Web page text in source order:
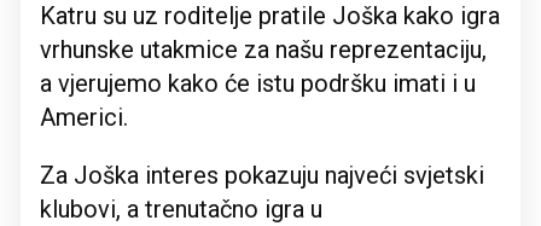
Katru su uz roditelje pratile Joška kako igra
vrhunske utakmice za našu reprezentaciju,
a vjerujemo kako će istu podršku imati i u
Americi.
Za Joška interes pokazuju najveći svjetski
klubovi, a trenutačno igra u